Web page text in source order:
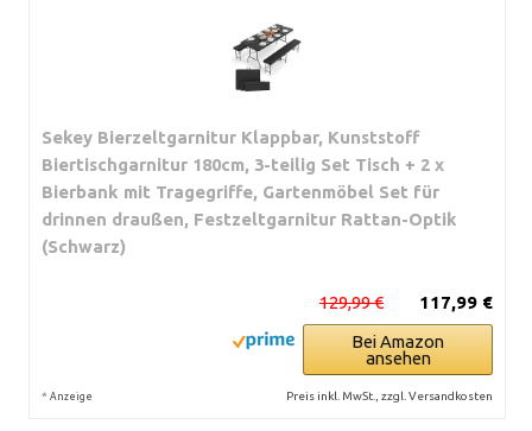
Sekey Bierzeltgarnitur Klappbar, Kunststoff
Biertischgarnitur 180cm, 3-teilig Set Tisch + 2 x
Bierbank mit Tragegriffe, Gartenmöbel Set für
drinnen draußen, Festzeltgarnitur Rattan-Optik
(Schwarz)
117,99 €
129,99 €
Bei Amazon
ansehen
* Anzeige Preis inkl. MwSt., zzgl. Versandkosten